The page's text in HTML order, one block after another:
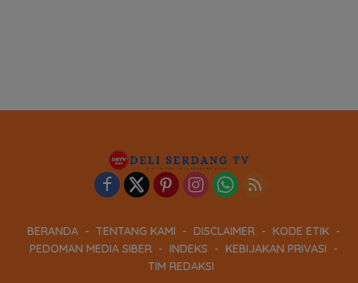
BERANDA TENTANG KAMI DISCLAIMER
KODE ETIK
PEDOMAN MEDIA SIBER
INDEKS
KEBIJAKAN PRIVASI
TIM REDAKSI